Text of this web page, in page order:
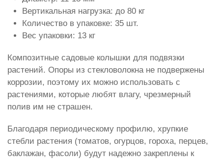
Вертикальная нагрузка: до 80 кг
Количество в упаковке: 35 шт.
Вес упаковки: 13 кг
Композитные садовые колышки для подвязки
растений. Опоры из стекловолокна не подвержены
коррозии, поэтому их можно использовать с
растениями, которые любят влагу, чрезмерный
полив им не страшен.
Благодаря периодическому профилю, хрупкие
стебли растения (томатов, огурцов, гороха, перцев,
баклажан, фасоли) будут надежно закреплены к